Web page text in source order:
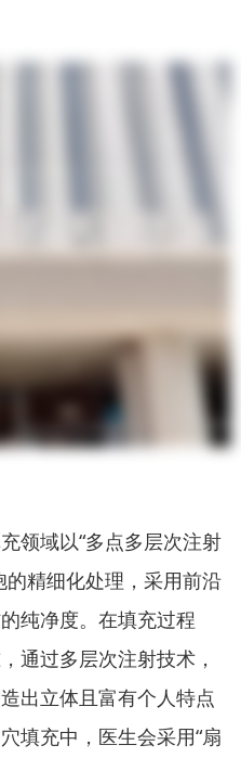
领域以“多点多层次注射
的精细化处理，采用前沿
纯净度。在填充过程
通过多层次注射技术，
出立体且富有个人特点
填充中，医生会采用“扇